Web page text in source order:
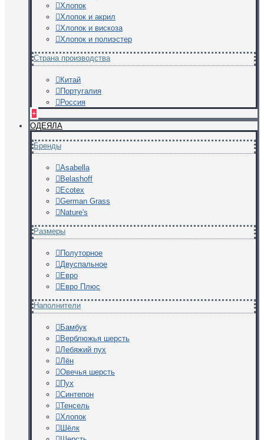
Хлопок
Хлопок и акрил
Хлопок и вискоза
Хлопок и полиэстер
Страна производства
Китай
Португалия
Россия
+
ОДЕЯЛА
Бренды
Asabella
Belashoff
Ecotex
German Grass
Nature's
Размеры
Полуторное
Двуспальное
Евро
Евро Плюс
Наполнители
Бамбук
Верблюжья шерсть
Лебяжий пух
Лён
Овечья шерсть
Пух
Синтепон
Тенсель
Хлопок
Шёлк